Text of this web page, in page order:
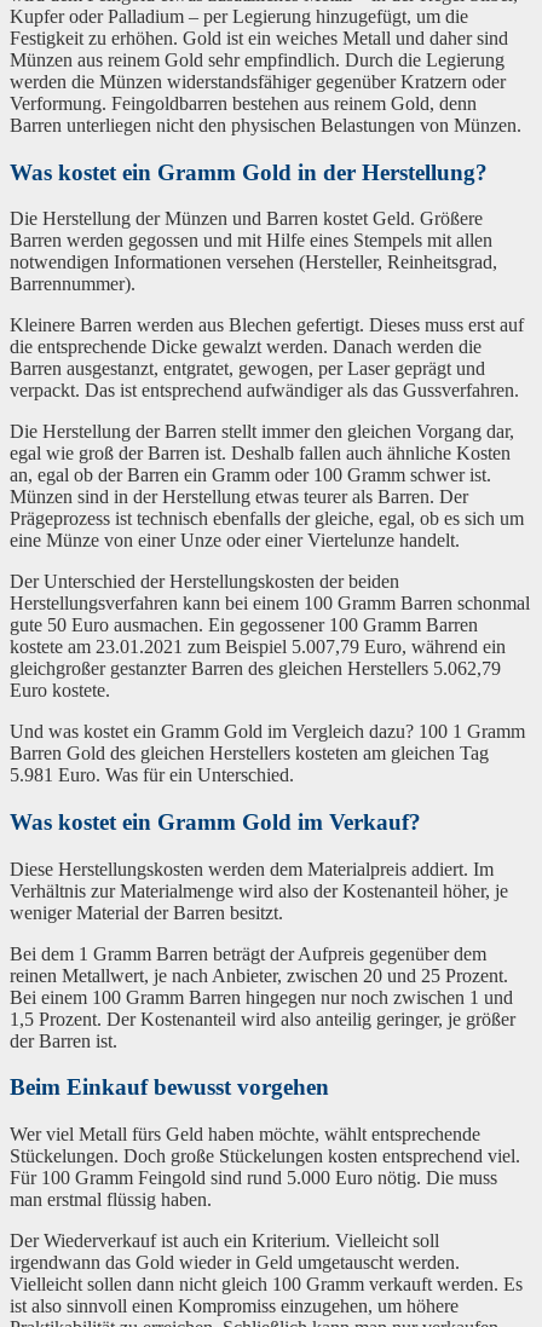
Kupfer oder Palladium – per Legierung hinzugefügt, um die
Festigkeit zu erhöhen. Gold ist ein weiches Metall und daher sind
Münzen aus reinem Gold sehr empfindlich. Durch die Legierung
werden die Münzen widerstandsfähiger gegenüber Kratzern oder
Verformung. Feingoldbarren bestehen aus reinem Gold, denn
Barren unterliegen nicht den physischen Belastungen von Münzen.
Was kostet ein Gramm Gold in der Herstellung?
Die Herstellung der Münzen und Barren kostet Geld. Größere
Barren werden gegossen und mit Hilfe eines Stempels mit allen
notwendigen Informationen versehen (Hersteller, Reinheitsgrad,
Barrennummer).
Kleinere Barren werden aus Blechen gefertigt. Dieses muss erst auf
die entsprechende Dicke gewalzt werden. Danach werden die
Barren ausgestanzt, entgratet, gewogen, per Laser geprägt und
verpackt. Das ist entsprechend aufwändiger als das Gussverfahren.
Die Herstellung der Barren stellt immer den gleichen Vorgang dar,
egal wie groß der Barren ist. Deshalb fallen auch ähnliche Kosten
an, egal ob der Barren ein Gramm oder 100 Gramm schwer ist.
Münzen sind in der Herstellung etwas teurer als Barren. Der
Prägeprozess ist technisch ebenfalls der gleiche, egal, ob es sich um
eine Münze von einer Unze oder einer Viertelunze handelt.
Der Unterschied der Herstellungskosten der beiden
Herstellungsverfahren kann bei einem 100 Gramm Barren schonmal
gute 50 Euro ausmachen. Ein gegossener 100 Gramm Barren
kostete am 23.01.2021 zum Beispiel 5.007,79 Euro, während ein
gleichgroßer gestanzter Barren des gleichen Herstellers 5.062,79
Euro kostete.
Und was kostet ein Gramm Gold im Vergleich dazu? 100 1 Gramm
Barren Gold des gleichen Herstellers kosteten am gleichen Tag
5.981 Euro. Was für ein Unterschied.
Was kostet ein Gramm Gold im Verkauf?
Diese Herstellungskosten werden dem Materialpreis addiert. Im
Verhältnis zur Materialmenge wird also der Kostenanteil höher, je
weniger Material der Barren besitzt.
Bei dem 1 Gramm Barren beträgt der Aufpreis gegenüber dem
reinen Metallwert, je nach Anbieter, zwischen 20 und 25 Prozent.
Bei einem 100 Gramm Barren hingegen nur noch zwischen 1 und
1,5 Prozent. Der Kostenanteil wird also anteilig geringer, je größer
der Barren ist.
Beim Einkauf bewusst vorgehen
Wer viel Metall fürs Geld haben möchte, wählt entsprechende
Stückelungen. Doch große Stückelungen kosten entsprechend viel.
Für 100 Gramm Feingold sind rund 5.000 Euro nötig. Die muss
man erstmal flüssig haben.
Der Wiederverkauf ist auch ein Kriterium. Vielleicht soll
irgendwann das Gold wieder in Geld umgetauscht werden.
Vielleicht sollen dann nicht gleich 100 Gramm verkauft werden. Es
ist also sinnvoll einen Kompromiss einzugehen, um höhere